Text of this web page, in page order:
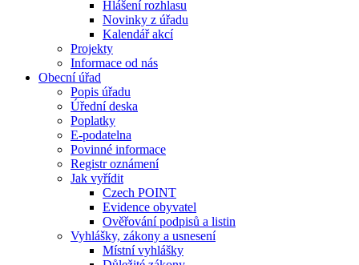
Hlášení rozhlasu
Novinky z úřadu
Kalendář akcí
Projekty
Informace od nás
Obecní úřad
Popis úřadu
Úřední deska
Poplatky
E-podatelna
Povinné informace
Registr oznámení
Jak vyřídit
Czech POINT
Evidence obyvatel
Ověřování podpisů a listin
Vyhlášky, zákony a usnesení
Místní vyhlášky